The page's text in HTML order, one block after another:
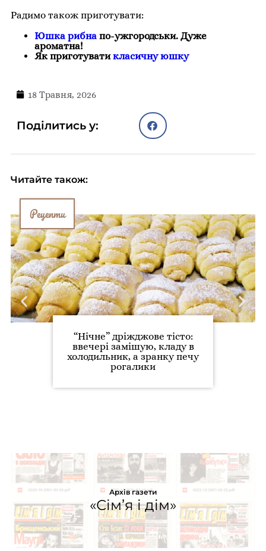
Радимо також приготувати:
Юшка рибна по-ужгородськи. Дуже
ароматна!
Як приготуватикласичну юшку
18 Травня, 2026
Поділитись у:
Читайте також:
Рецепти
“Нічне” дріжджове тісто:
ввечері замішую, кладу в
холодильник, а зранку печу
рогалики
Архів газети
«Сім’я і дім»